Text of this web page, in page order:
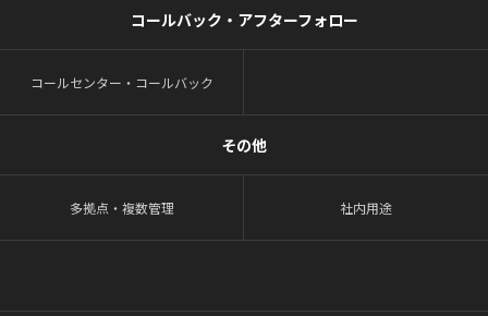
コールバック・アフターフォロー
コールセンター・コールバック
その他
多拠点・複数管理 社内用途